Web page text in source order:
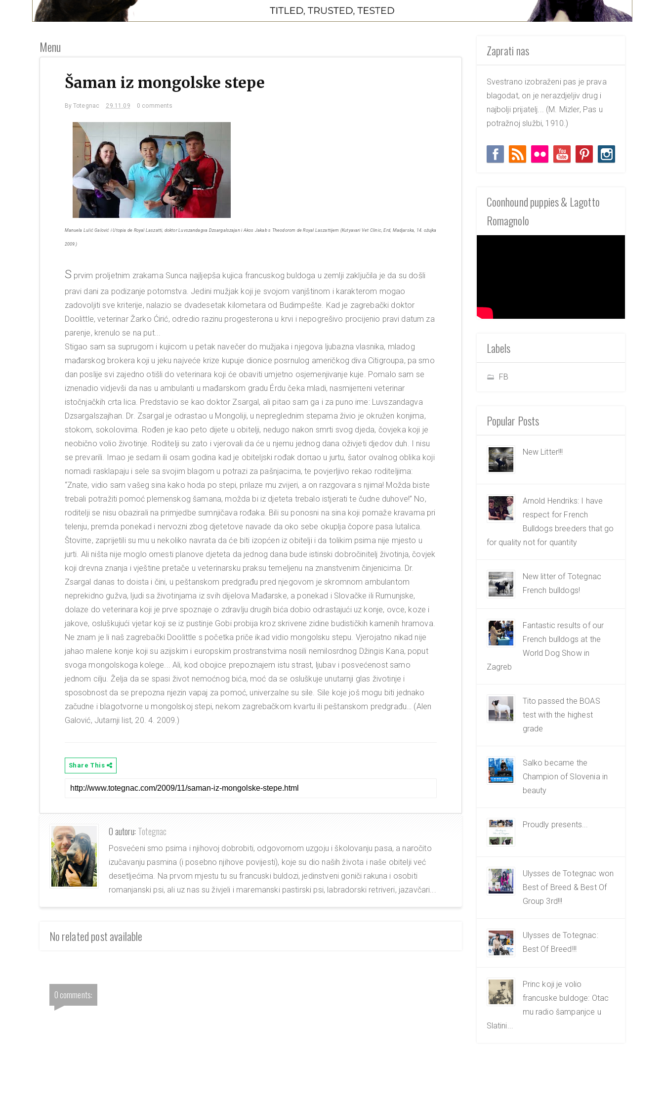
Menu
Šaman iz mongolske stepe
By Totegnac 29.11.09 0 comments
Manuela Lulić Galović i Utopia de Royal Laszatti, doktor Luvszandagva Dzsargalszajan i Akos Jakab s Theodorom de Royal Laszattijem (Kutyavari Vet Clinic, Erd, Madjarska, 14. ožujka
2009.)
S prvim proljetnim zrakama Sunca najljepša kujica francuskog buldoga u zemlji zaključila je da su došli
pravi dani za podizanje potomstva. Jedini mužjak koji je svojom vanjštinom i karakterom mogao
zadovoljiti sve kriterije, nalazio se dvadesetak kilometara od Budimpešte. Kad je zagrebački doktor
Doolittle, veterinar Žarko Ćirić, odredio razinu progesterona u krvi i nepogrešivo procijenio pravi datum za
parenje, krenulo se na put...
Stigao sam sa suprugom i kujicom u petak navečer do mužjaka i njegova ljubazna vlasnika, mladog
mađarskog brokera koji u jeku najveće krize kupuje dionice posrnulog američkog diva Citigroupa, pa smo
dan poslije svi zajedno otišli do veterinara koji će obaviti umjetno osjemenjivanje kuje. Pomalo sam se
iznenadio vidjevši da nas u ambulanti u mađarskom gradu Érdu čeka mladi, nasmijeπeni veterinar
istočnjačkih crta lica. Predstavio se kao doktor Zsargal, ali pitao sam ga i za puno ime: Luvszandagva
Dzsargalszajhan. Dr. Zsargal je odrastao u Mongoliji, u nepreglednim stepama živio je okružen konjima,
stokom, sokolovima. Rođen je kao peto dijete u obitelji, nedugo nakon smrti svog djeda, čovjeka koji je
neobično volio životinje. Roditelji su zato i vjerovali da će u njemu jednog dana oživjeti djedov duh. I nisu
se prevarili. Imao je sedam ili osam godina kad je obiteljski rođak doπao u jurtu, šator ovalnog oblika koji
nomadi rasklapaju i sele sa svojim blagom u potrazi za pašnjacima, te povjerljivo rekao roditeljima:
“Znate, vidio sam vašeg sina kako hoda po stepi, prilaze mu zvijeri, a on razgovara s njima! Možda biste
trebali potražiti pomoć plemenskog šamana, možda bi iz djeteta trebalo istjerati te čudne duhove!” No,
roditelji se nisu obazirali na primjedbe sumnjičava rođaka. Bili su ponosni na sina koji pomaže kravama pri
telenju, premda ponekad i nervozni zbog djetetove navade da oko sebe okuplja čopore pasa lutalica.
Štoviπe, zaprijetili su mu u nekoliko navrata da će biti izopćen iz obitelji i da tolikim psima nije mjesto u
jurti. Ali ništa nije moglo omesti planove djeteta da jednog dana bude istinski dobročinitelj životinja, čovjek
koji drevna znanja i vještine pretače u veterinarsku praksu temeljenu na znanstvenim činjenicima. Dr.
Zsargal danas to doista i čini, u peštanskom predgrađu pred njegovom je skromnom ambulantom
neprekidno gužva, ljudi sa životinjama iz svih dijelova Mađarske, a ponekad i Slovačke ili Rumunjske,
dolaze do veterinara koji je prve spoznaje o zdravlju drugih bića dobio odrastajući uz konje, ovce, koze i
jakove, osluškujući vjetar koji se iz pustinje Gobi probija kroz skrivene zidine budističkih kamenih hramova.
Ne znam je li naš zagrebački Doolittle s početka priče ikad vidio mongolsku stepu. Vjerojatno nikad nije
jahao malene konje koji su azijskim i europskim prostranstvima nosili nemilosrdnog Džingis Kana, poput
svoga mongolskoga kolege... Ali, kod obojice prepoznajem istu strast, ljubav i posvećenost samo
jednom cilju. Želja da se spasi život nemoćnog bića, moć da se osluškuje unutarnji glas životinje i
sposobnost da se prepozna njezin vapaj za pomoć, univerzalne su sile. Sile koje još mogu biti jednako
začudne i blagotvorne u mongolskoj stepi, nekom zagrebačkom kvartu ili peštanskom predgrađu… (Alen
Galović, Jutarnji list, 20. 4. 2009.)
Share This
O autoru: Totegnac
Posvećeni smo psima i njihovoj dobrobiti, odgovornom uzgoju i školovanju pasa, a naročito
izučavanju pasmina (i posebno njihove povijesti), koje su dio naših života i naše obitelji već
desetljećima. Na prvom mjestu tu su francuski buldozi, jedinstveni goniči rakuna i osobiti
romanjanski psi, ali uz nas su živjeli i maremanski pastirski psi, labradorski retriveri, jazavčari...
No related post available
0 comments:
Zaprati nas
Svestrano izobraženi pas je prava
blagodat, on je nerazdjeljiv drug i
najbolji prijatelj... (M. Mizler, Pas u
potražnoj službi, 1910.)
Coonhound puppies & Lagotto
Romagnolo
Labels
FB
Popular Posts
New Litter!!!
Arnold Hendriks: I have
respect for French
Bulldogs breeders that go
for quality not for quantity
New litter of Totegnac
French bulldogs!
Fantastic results of our
French bulldogs at the
World Dog Show in
Zagreb
Tito passed the BOAS
test with the highest
grade
Salko became the
Champion of Slovenia in
beauty
Proudly presents...
Ulysses de Totegnac won
Best of Breed & Best Of
Group 3rd!!!
Ulysses de Totegnac:
Best Of Breed!!!
Princ koji je volio
francuske buldoge: Otac
mu radio šampanjce u
Slatini...